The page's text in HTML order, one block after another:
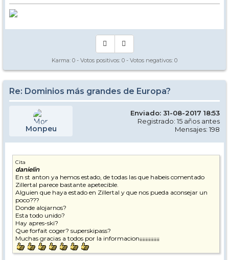
Karma: 0 - Votos positivos: 0 - Votos negativos: 0
Re: Dominios más grandes de Europa?
Monpeu
Enviado: 31-08-2017 18:53
Registrado: 15 años antes
Mensajes: 198
Cita
danielin
En st anton ya hemos estado, de todas las que habeis comentado
Zillertal parece bastante apetecible.
Alguien que haya estado en Zillertal y que nos pueda aconsejar un
poco???
Donde alojarnos?
Esta todo unido?
Hay apres-ski?
Que forfait coger? superskipass?
Muchas gracias a todos por la informacion¡¡¡¡¡¡¡¡¡¡¡¡¡